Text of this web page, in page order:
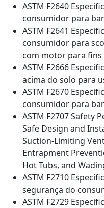
ASTM F2640
consumidor para
ASTM F2641
consumidor para
com motor para fins
ASTM F2666
acima do solo para
ASTM F2670
consumidor para
ASTM F2707 Safety
Safe Design and
Suction-Limiting
Entrapment
Hot Tubs, and
ASTM F2710
segurança do
ASTM F2729